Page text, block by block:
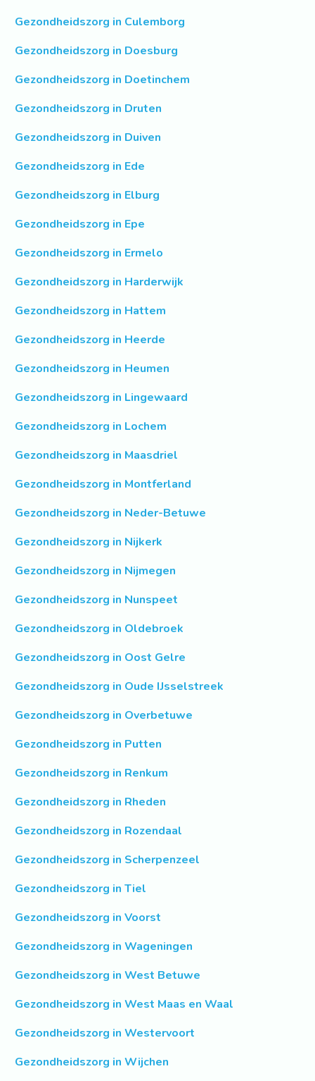
Gezondheidszorg in Culemborg
Gezondheidszorg in Doesburg
Gezondheidszorg in Doetinchem
Gezondheidszorg in Druten
Gezondheidszorg in Duiven
Gezondheidszorg in Ede
Gezondheidszorg in Elburg
Gezondheidszorg in Epe
Gezondheidszorg in Ermelo
Gezondheidszorg in Harderwijk
Gezondheidszorg in Hattem
Gezondheidszorg in Heerde
Gezondheidszorg in Heumen
Gezondheidszorg in Lingewaard
Gezondheidszorg in Lochem
Gezondheidszorg in Maasdriel
Gezondheidszorg in Montferland
Gezondheidszorg in Neder-Betuwe
Gezondheidszorg in Nijkerk
Gezondheidszorg in Nijmegen
Gezondheidszorg in Nunspeet
Gezondheidszorg in Oldebroek
Gezondheidszorg in Oost Gelre
Gezondheidszorg in Oude IJsselstreek
Gezondheidszorg in Overbetuwe
Gezondheidszorg in Putten
Gezondheidszorg in Renkum
Gezondheidszorg in Rheden
Gezondheidszorg in Rozendaal
Gezondheidszorg in Scherpenzeel
Gezondheidszorg in Tiel
Gezondheidszorg in Voorst
Gezondheidszorg in Wageningen
Gezondheidszorg in West Betuwe
Gezondheidszorg in West Maas en Waal
Gezondheidszorg in Westervoort
Gezondheidszorg in Wijchen